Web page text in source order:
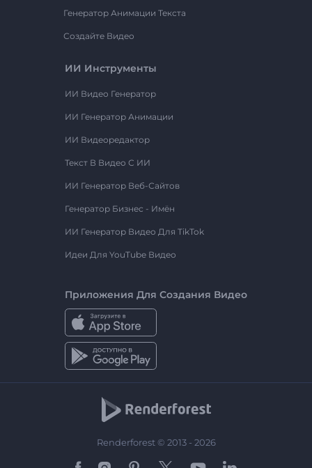
Генератор Анимации Текста
Создайте Видео
ИИ Инструменты
ИИ Видео Генератор
ИИ Генератор Анимации
ИИ Видеоредактор
Текст В Видео С ИИ
ИИ Генератор Веб-Сайтов
Генератор Бизнес - Имён
ИИ Генератор Видео Для TikTok
Идеи Для YouTube Видео
Приложения Для Создания Видео
Renderforest © 2013 - 2026